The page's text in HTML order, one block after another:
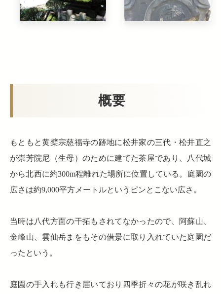
概要
もともと黄檗宗慈福寺の跡地に松井家の三代・松井直之
が崇芳院尼（生母）のために建てた茶屋であり、八代城
から北西に約300m程離れた場所に位置している。庭園の
広さは約9,000平方メートルというピンとこない広さ。
当時は八代方面の干拓もされてなかったので、阿蘇山、
金峰山、雲仙岳まをもその借景に取り入れていた庭園だ
ったという。
庭園の手入れも行き届いており四季折々の花が咲き乱れ